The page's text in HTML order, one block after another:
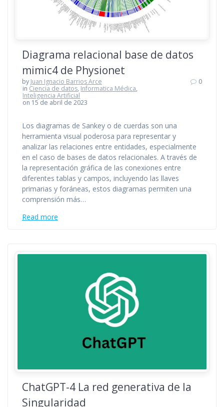
Diagrama relacional base de datos
mimic4 de Physionet
by Juan Ignacio Barrios Arce
in Ciencia de datos, Informatica Médica,
Inteligencia Artificial
on 15 de abril de 2023
0
Los diagramas de Sankey o de cuerdas son una
herramienta visual poderosa para representar y
analizar las relaciones entre entidades, especialmente
en el caso de bases de datos relacionales. A través de
la representación gráfica de las conexiones entre
diferentes tablas y campos, incluyendo las llaves
primarias y foráneas, estos diagramas permiten una
comprensión más…
Read more
ChatGPT-4 La red generativa de la
Singularidad